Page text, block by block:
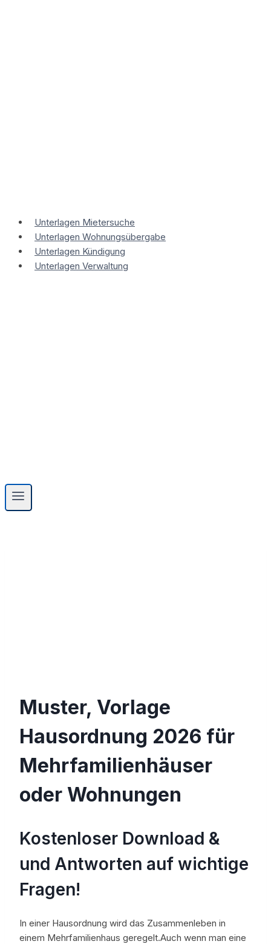
Unterlagen Mietersuche
Unterlagen Wohnungsübergabe
Unterlagen Kündigung
Unterlagen Verwaltung
Muster, Vorlage
Hausordnung 2026 für
Mehrfamilienhäuser
oder Wohnungen
Kostenloser Download &
und Antworten auf wichtige
Fragen!
In einer Hausordnung wird das Zusammenleben in
einem Mehrfamilienhaus geregelt.Auch wenn man eine